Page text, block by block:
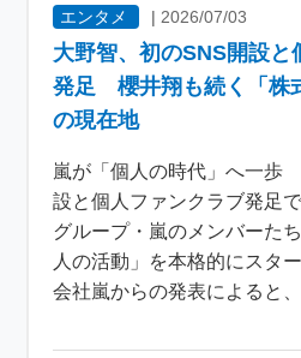
エンタメ | 2026/07/03
大野智、初のSNS開設と
発足 櫻井翔も続く「株
の現在地
嵐が「個人の時代」へ一歩
設と個人ファンクラブ発足
グループ・嵐のメンバーた
人の活動」を本格的にスタ
会社嵐からの発表によると